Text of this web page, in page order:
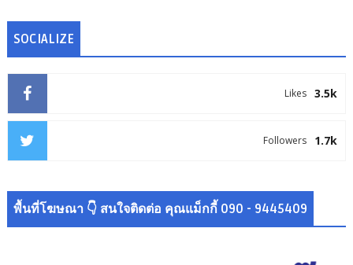
SOCIALIZE
3.5k
Likes
1.7k
Followers
พื้นที่โฆษณา 👇 สนใจติดต่อ คุณแม็กกี้ 090 - 9445409